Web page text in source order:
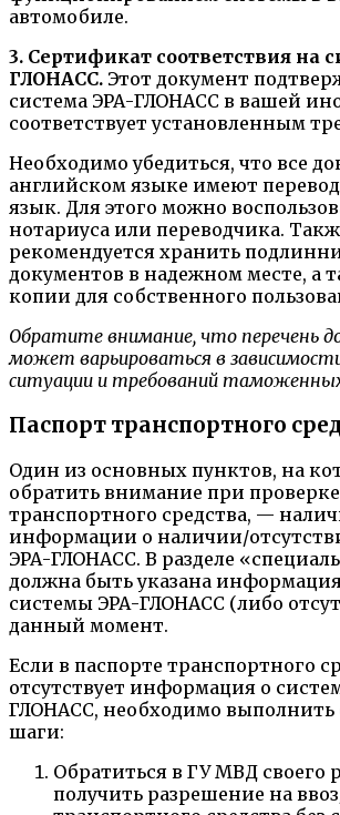
автомобиле.
3. Сертификат соответствия на
ГЛОНАСС. Этот документ
система ЭРА-ГЛОНАСС в вашей
соответствует установленным
Необходимо убедиться, что все
английском языке имеют
язык. Для этого можно
нотариуса или переводчика.
рекомендуется хранить
документов в надежном месте, а
копии для собственного
Обратите внимание, что перечень
может варьироваться в
ситуации и требований
Паспорт транспортного
Один из основных пунктов, на
обратить внимание при
транспортного средства, —
информации о наличии/
ЭРА-ГЛОНАСС. В разделе
должна быть указана
системы ЭРА-ГЛОНАСС (либо
данный момент.
Если в паспорте транспортного
отсутствует информация о
ГЛОНАСС, необходимо
шаги:
Обратиться в ГУ МВД своего
получить разрешение на